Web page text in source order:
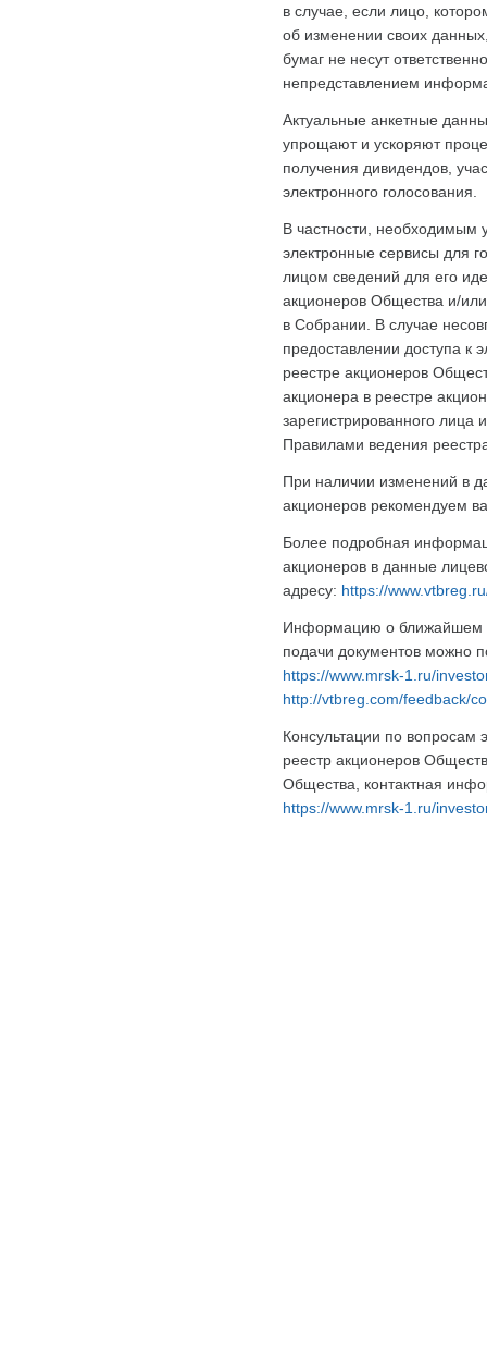
в случае, если лицо,
об изменении своих
бумаг не несут
непредставлением
Актуальные анкетные
упрощают и ускоряют
получения дивидендов,
электронного голосования.
В частности, необходимым
электронные сервисы для
лицом сведений для его
акционеров Общества и/
в Собрании. В случае
предоставлении доступа к
реестре акционеров
акционера в реестре
зарегистрированного лица
Правилами ведения
При наличии изменений в
акционеров рекомендуем
Более подробная
акционеров в данные
адресу: https://
Информацию о ближайшем
подачи документов можно
https://www.mrsk-1.ru/
http://vtbreg.com/feedback/
Консультации по вопросам
реестр акционеров
Общества, контактная
https://www.mrsk-1.ru/